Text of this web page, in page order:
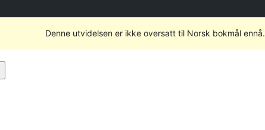
Denne utvidelsen er ikke oversatt til Norsk bokmål ennå.